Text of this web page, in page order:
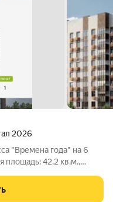
2026
"Времена года" на 6
площадь: 42.2 кв.м.,
класса,